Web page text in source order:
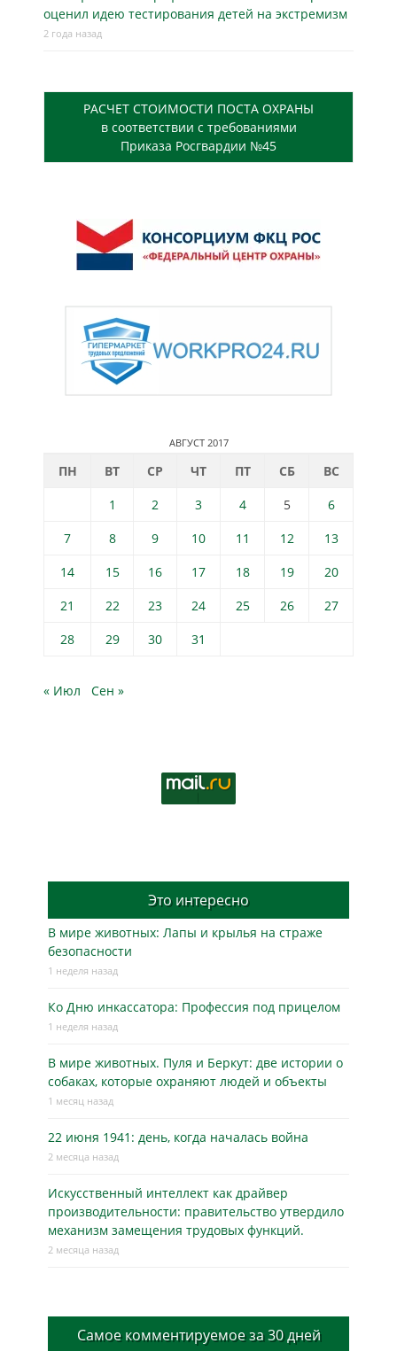
оценил идею тестирования детей на экстремизм
2 года назад
РАСЧЕТ СТОИМОСТИ ПОСТА ОХРАНЫ
в соответствии с требованиями
Приказа Росгвардии №45
АВГУСТ 2017
ПН ВТ СР ЧТ ПТ СБ
ВС
1
2 3 4 5
6
7
8 9 10 11 12
13
14
15 16 17 18 19
20
21
22 23 24 25 26
27
28
29 30 31
« Июл Сен »
Это интересно
В мире животных: Лапы и крылья на страже
безопасности
1 неделя назад
Ко Дню инкассатора: Профессия под прицелом
1 неделя назад
В мире животных. Пуля и Беркут: две истории о
собаках, которые охраняют людей и объекты
1 месяц назад
22 июня 1941: день, когда началась война
2 месяца назад
Искусственный интеллект как драйвер
производительности: правительство утвердило
механизм замещения трудовых функций.
2 месяца назад
Самое комментируемое за 30 дней